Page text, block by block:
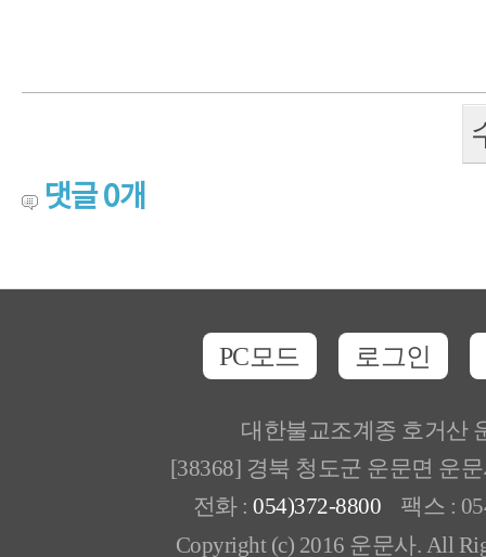
댓글0개
PC모드 로그인
대한불교조계종 호거산
[38368] 경북 청도군 운문면 운
전화 : 054)372-8800 팩스 :
Copyright (c) 2016 운문사. All